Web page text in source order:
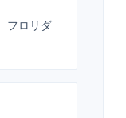
フロリダ